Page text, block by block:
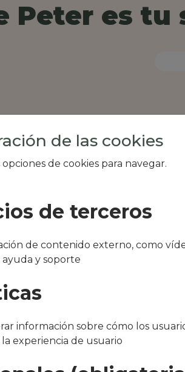
Peter es
de tu zona, como
& brunch o El 9
de las cookies
de cookies para navegar.
de terceros
de contenido externo, como
ayuda y soporte
información sobre cómo los
experiencia de usuario